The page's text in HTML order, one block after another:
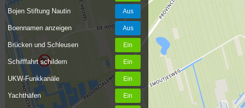
Bojen Stiftung Nautin
Boennamen anzeigen
Brücken und Schleusen
Schifffahrt schildern
UKW-Funkkanäle
Yachthäfen